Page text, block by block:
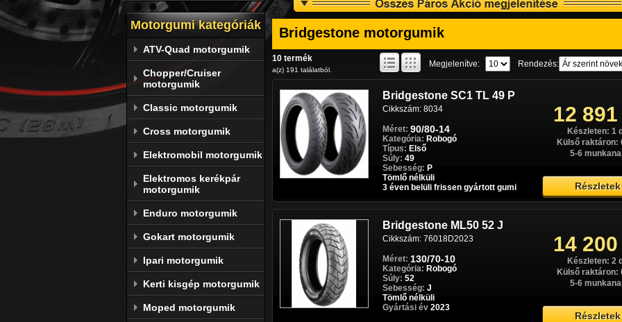
Bridgestone SC1 Páros
akció 55/57 P
Cikkszám: Paros3252
Méret: 110/90-13+130/70-13
Típus:Első/Hátsó
55/57
Sebesség:P
Tömlő nélküli
7201+7208
3 éven belüli frissen gyártott gumi
52
Készleten: 0
Külső raktáron:
Részletek
Bridgestone Battlecross X20
Páros akció 51/62 M
Cikkszám: Paros0498
Méret: 80/100-21+110/90-19
Kategória:Cross
Típus:Első/Hátsó
Súly:
Sebesség:M
Tömlős
7907+7910
3 éven belüli frissen gyártott gumi
Páros akció
57
5-6 munkanap
Részletek
Bridgestone motorgumik
10 termék
a(z) 191 találatból.
Megjelenítve: Rendezés:
Bridgestone SC1 TL 49 P
Cikkszám: 8034
Méret: 90/80-14
Kategória: Robogó
Típus: Első
Súly: 49
Sebesség: P
Tömlő nélküli
3 éven belüli frissen gyártott gumi
12
Készleten: 1
Külső raktáron:
5-6
Részletek
Bridgestone ML50 52 J
Cikkszám: 76018D2023
Méret: 130/70-10
Kategória: Robogó
Súly: 52
Sebesség: J
Tömlő nélküli
Gyártási év 2023
14
Készleten: 2
Külső raktáron:
5-6
Részletek
Motorgumi kategóriák
ATV-Quad motorgumik
Chopper/Cruiser
motorgumik
Classic motorgumik
Cross motorgumik
Elektromobil motorgumik
Elektromos kerékpár
motorgumik
Enduro motorgumik
Gokart motorgumik
Ipari motorgumik
Kerti kisgép motorgumik
Moped motorgumik